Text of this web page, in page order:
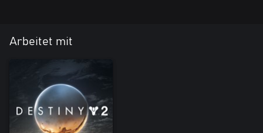
Arbeitet mit